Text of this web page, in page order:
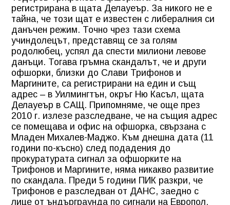
регистрирана в щата Делауеър. За никого не е
тайна, че този щат е известен с либералния си
данъчен режим. Точно чрез тази схема
учиндолецът, представящ се за голям
родолюбец, успял да спести милиони левове
данъци. Тогава гръмна скандалът, че и други
офшорки, близки до Слави Трифонов и
Маргините, са регистрирани на един и същ
адрес – в Уилмингтън, окръг Ню Касъл, щата
Делауеър в САЩ. Припомняме, че още през
2010 г. излезе разследване, че на същия адрес
се помещава и офис на офшорка, свързана с
Младен Михалев-Маджо. Към днешна дата (11
години по-късно) след подадения до
прокуратурата сигнал за офшорките на
Трифонов и Маргините, няма никакво развитие
по скандала. Преди 5 години ПИК разкри, че
Трифонов е разследван от ДАНС, заедно с
лице от ъндърграунда по сигнали на Европол.